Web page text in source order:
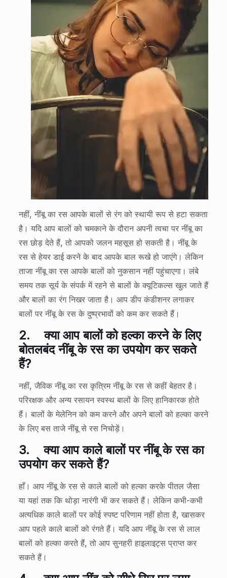
नहीं, नींबू का रस आपके बालों से रंग को स्थायी रूप से हटा सकता
है। यदि आप बालों को चमकाने के दौरान अपनी त्वचा पर नींबू का
रस छोड़ देते हैं, तो आपको जलन महसूस हो सकती है। नींबू के
रस से हेयर डाई करने के बाद आपके बाल रूखे हो जाएंगे। लेकिन
ताजा नींबू का रस आपके बालों को नुकसान नहीं पहुंचाएगा। लंबे
समय तक सूर्य के संपर्क में रहने से बालों के क्यूटिकल्स खुल जाते हैं
और बालों का रंग निखर जाता है। आप डीप कंडीशनर लगाकर
बालों पर नींबू के रस के दुष्प्रभावों को कम कर सकते हैं।
2.क्या आप बालों को हल्का करने के लिए
बोतलबंद नींबू के रस का उपयोग कर सकते
हैं?
नहीं, जैविक नींबू का रस कृत्रिम नींबू के रस से कहीं बेहतर है।
परिरक्षक और अन्य रसायन स्वस्थ बालों के लिए हानिकारक होते
हैं। बालों के मेलेनिन को कम करने और अपने बालों को हल्का करने
के लिए बस ताजे नींबू से रस निचोड़ें।
3.क्या आप काले बालों पर नींबू के रस का
उपयोग कर सकते हैं?
हाँ। आप नींबू के रस से काले बालों को हल्का करके पीतल जैसा
या यहां तक कि थोड़ा नारंगी भी कर सकते हैं। लेकिन कभी-कभी
अत्यधिक काले बालों पर कोई स्पष्ट परिणाम नहीं होता है, खासकर
आप पहले काले बालों को रंगते हैं। यदि आप नींबू के रस से लाल
बालों को हल्का करते हैं, तो आप सुनहरी हाइलाइट्स प्राप्त कर
सकते हैं।